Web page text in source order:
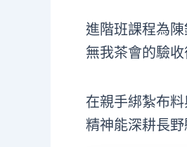
進階班課程為
無我茶會的驗
在親手綁紮布
精神能深耕長